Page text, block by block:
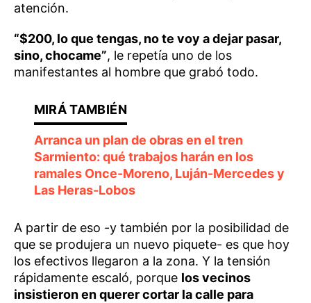
atención.
“$200, lo que tengas, no te voy a dejar pasar,
sino, chocame”, le repetía uno de los
manifestantes al hombre que grabó todo.
Arranca un plan de obras en el tren
Sarmiento: qué trabajos harán en los
ramales Once-Moreno, Luján-Mercedes y
Las Heras-Lobos
A partir de eso -y también por la posibilidad de
que se produjera un nuevo piquete- es que hoy
los efectivos llegaron a la zona. Y la tensión
rápidamente escaló, porque los vecinos
insistieron en querer cortar la calle para